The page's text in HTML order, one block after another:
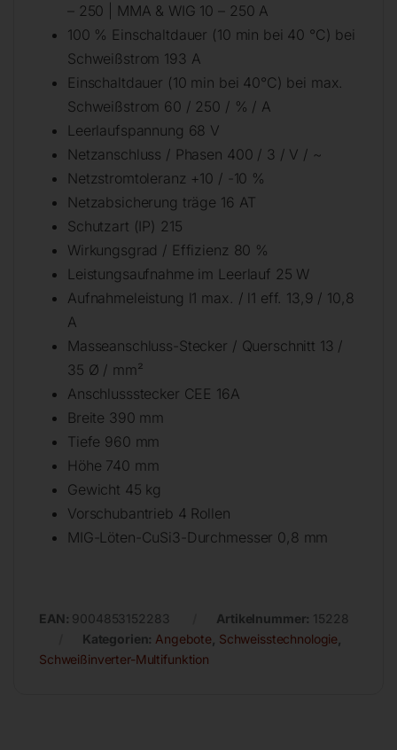
– 250 | MMA & WIG 10 – 250 A
100 % Einschaltdauer (10 min bei 40 °C) bei
Schweißstrom 193 A
Einschaltdauer (10 min bei 40°C) bei max.
Schweißstrom 60 / 250 / % / A
Leerlaufspannung 68 V
Netzanschluss / Phasen 400 / 3 / V / ~
Netzstromtoleranz +10 / -10 %
Netzabsicherung träge 16 AT
Schutzart (IP) 215
Wirkungsgrad / Effizienz 80 %
Leistungsaufnahme im Leerlauf 25 W
Aufnahmeleistung l1 max. / l1 eff. 13,9 / 10,8
A
Masseanschluss-Stecker / Querschnitt 13 /
35 Ø / mm²
Anschlussstecker CEE 16A
Breite 390 mm
Tiefe 960 mm
Höhe 740 mm
Gewicht 45 kg
Vorschubantrieb 4 Rollen
MIG-Löten-CuSi3-Durchmesser 0,8 mm
EAN: 9004853152283 Artikelnummer: 15228
Kategorien: Angebote Schweisstechnologie
Schweißinverter-Multifunktion